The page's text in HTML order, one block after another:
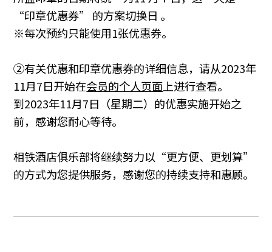
“印章优惠券” 的方案切换日 。
※每次预约只能使用1张优惠券。
②有关优惠和印章优惠券的详细信息，请从2023年
11月7日开始在会员的个人页面 上进行查看。
到2023年11月7日（星期二）的优惠实施开始之
前，感谢您耐心等待。
相铁酒店俱乐部将继续努力以“更方便、更划算”
的方式为您提供服务，感谢您的持续支持和惠顾。